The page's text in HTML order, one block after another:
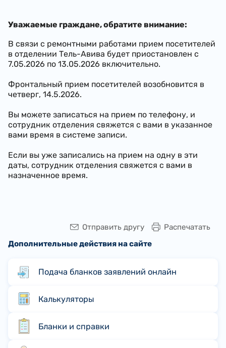
Уважаемые граждане, обратите внимание:
В связи с ремонтными работами прием посетителей
в отделении Тель-Авива будет приостановлен с
7.05.2026 по 13.05.2026 включительно.
Фронтальный прием посетителей возобновится в
четверг, 14.5.2026.
Вы можете записаться на прием по телефону, и
сотрудник отделения свяжется с вами в указанное
вами время в системе записи.
Если вы уже записались на прием на одну в эти
даты, сотрудник отделения свяжется с вами в
назначенное время.
Распечатать
Отправить другу
Дополнительные действия на сайте
Подача бланков заявлений онлайн
Калькуляторы
Бланки и справки